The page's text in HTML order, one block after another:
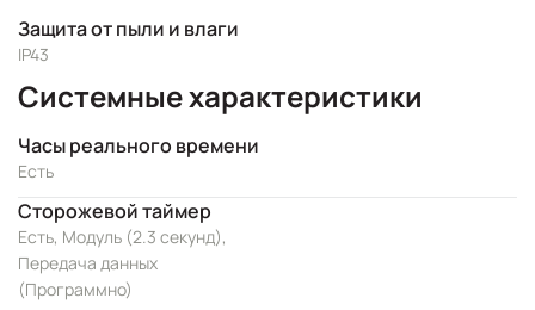
Защита от пыли и влаги
IP43
Системные характеристики
Часы реального времени
Есть
Сторожевой таймер
Есть, Модуль (2.3 секунд),
Передача данных
(Программно)